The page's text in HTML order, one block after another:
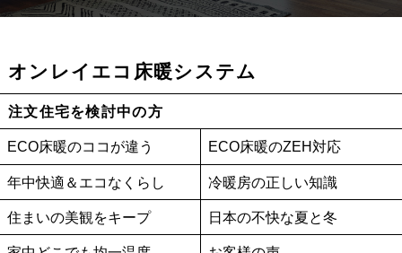
オンレイエコ床暖システム
注文住宅を検討中の方
ECO床暖のココが違う
年中快適＆エコなくらし
住まいの美観をキープ
ECO床暖のZEH対応
冷暖房の正しい知識
日本の不快な夏と冬